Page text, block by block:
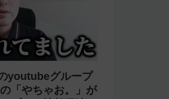
youtubeグループ
「やちゃお。」が